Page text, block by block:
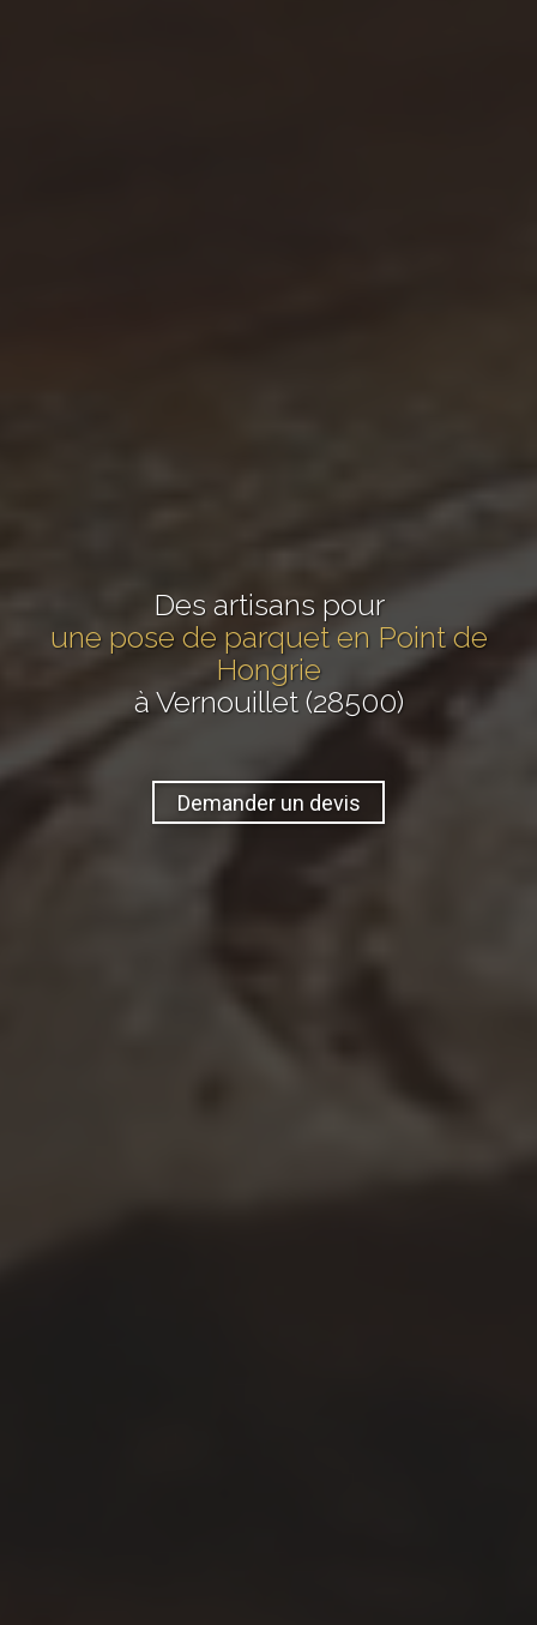
Des artisans pour
une pose de parquet en Point de
Hongrie
à Vernouillet (28500)
Demander un devis